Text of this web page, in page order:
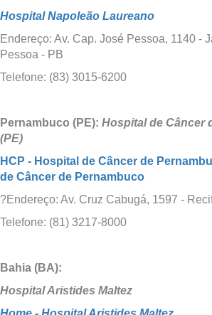
Hospital Napoleão Laureano
Endereço: Av. Cap. José Pessoa, 1140 -
Pessoa - PB
Telefone: (83) 3015-6200
Pernambuco (PE): Hospital de Câncer
(PE)
HCP - Hospital de Câncer de
de Câncer de Pernambuco
?Endereço: Av. Cruz Cabugá, 1597 -
Telefone: (81) 3217-8000
Bahia (BA):
Hospital Aristides Maltez